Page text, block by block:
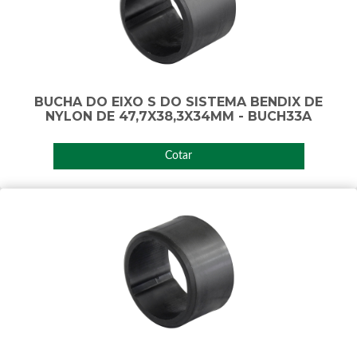
BUCHA DO EIXO S DO SISTEMA BENDIX DE
NYLON DE 47,7X38,3X34MM - BUCH33A
Cotar